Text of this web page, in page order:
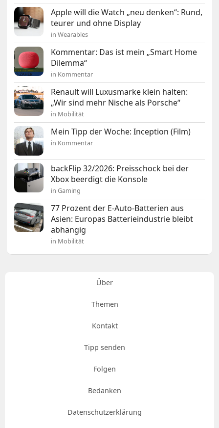
Apple will die Watch „neu denken“: Rund,
teurer und ohne Display
in Wearables
Kommentar: Das ist mein „Smart Home
Dilemma“
in Kommentar
Renault will Luxusmarke klein halten:
„Wir sind mehr Nische als Porsche“
in Mobilität
Mein Tipp der Woche: Inception (Film)
in Kommentar
backFlip 32/2026: Preisschock bei der
Xbox beerdigt die Konsole
in Gaming
77 Prozent der E-Auto-Batterien aus
Asien: Europas Batterieindustrie bleibt
abhängig
in Mobilität
Über
Themen
Kontakt
Tipp senden
Folgen
Bedanken
Datenschutzerklärung